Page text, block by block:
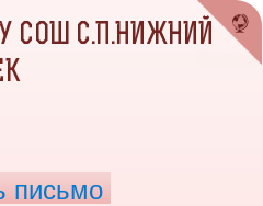
СОШ С.П.НИЖНИЙ
письмо